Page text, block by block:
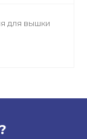
для вышки